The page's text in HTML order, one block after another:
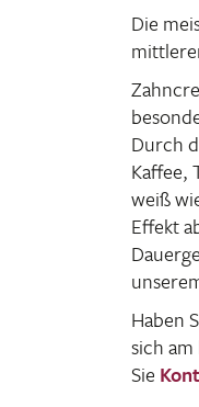
Die
Durch
Kaffee,
weiß
Effekt
Haben
sich
Sie